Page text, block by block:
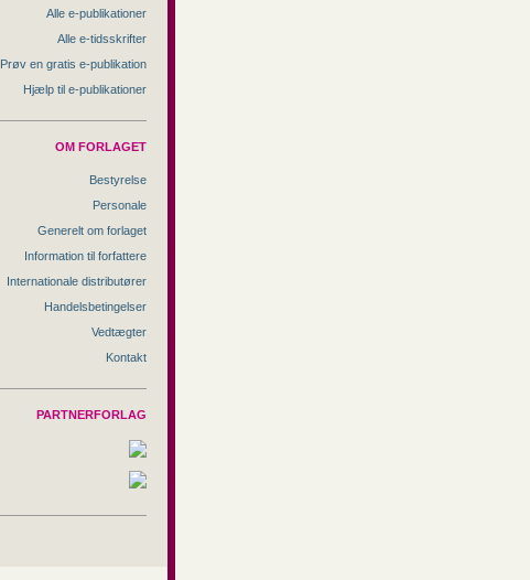
Alle e-publikationer
Alle e-tidsskrifter
Prøv en gratis e-publikation
Hjælp til e-publikationer
OM FORLAGET
Bestyrelse
Personale
Generelt om forlaget
Information til forfattere
Internationale distributører
Handelsbetingelser
Vedtægter
Kontakt
PARTNERFORLAG